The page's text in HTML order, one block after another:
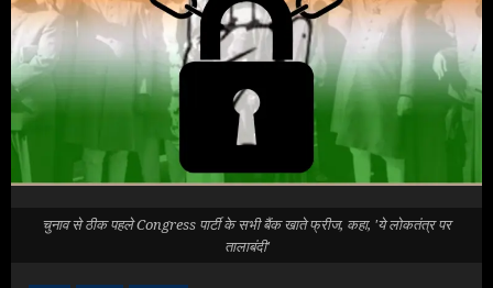
चुनाव से ठीक पहले Congress पार्टी के सभी बैंक खाते फ्रीज, कहा, 'ये लोकतंत्र पर
तालाबंदी'